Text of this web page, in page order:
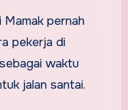
pernah
pekerja di
waktu
jalan santai.